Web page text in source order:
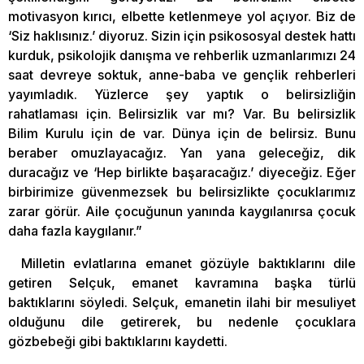
motivasyon kırıcı, elbette ketlenmeye yol açıyor. Biz de
‘Siz haklısınız.’ diyoruz. Sizin için psikososyal destek hattı
kurduk, psikolojik danışma ve rehberlik uzmanlarımızı 24
saat devreye soktuk, anne-baba ve gençlik rehberleri
yayımladık. Yüzlerce şey yaptık o belirsizliğin
rahatlaması için. Belirsizlik var mı? Var. Bu belirsizlik
Bilim Kurulu için de var. Dünya için de belirsiz. Bunu
beraber omuzlayacağız. Yan yana geleceğiz, dik
duracağız ve ‘Hep birlikte başaracağız.’ diyeceğiz. Eğer
birbirimize güvenmezsek bu belirsizlikte çocuklarımız
zarar görür. Aile çocuğunun yanında kaygılanırsa çocuk
daha fazla kaygılanır.”
Milletin evlatlarına emanet gözüyle baktıklarını dile
getiren Selçuk, emanet kavramına başka türlü
baktıklarını söyledi. Selçuk, emanetin ilahi bir mesuliyet
olduğunu dile getirerek, bu nedenle çocuklara
gözbebeği gibi baktıklarını kaydetti.